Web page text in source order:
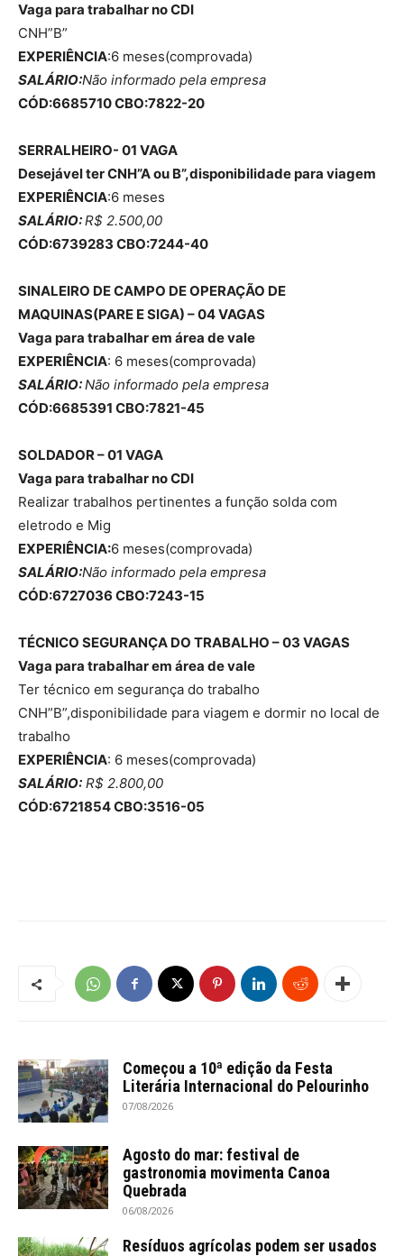
Vaga para trabalhar no CDI
CNH”B”
EXPERIÊNCIA:6 meses(comprovada)
SALÁRIO:Não informado pela empresa
CÓD:6685710 CBO:7822-20
SERRALHEIRO- 01 VAGA
Desejável ter CNH”A ou B”,disponibilidade para viagem
EXPERIÊNCIA:6 meses
SALÁRIO:R$ 2.500,00
CÓD:6739283 CBO:7244-40
SINALEIRO DE CAMPO DE OPERAÇÃO DE
MAQUINAS(PARE E SIGA) – 04 VAGAS
Vaga para trabalhar em área de vale
EXPERIÊNCIA: 6 meses(comprovada)
SALÁRIO:Não informado pela empresa
CÓD:6685391 CBO:7821-45
SOLDADOR – 01 VAGA
Vaga para trabalhar no CDI
Realizar trabalhos pertinentes a função solda com
eletrodo e Mig
EXPERIÊNCIA:6 meses(comprovada)
SALÁRIO:Não informado pela empresa
CÓD:6727036 CBO:7243-15
TÉCNICO SEGURANÇA DO TRABALHO – 03 VAGAS
Vaga para trabalhar em área de vale
Ter técnico em segurança do trabalho
CNH”B”,disponibilidade para viagem e dormir no local de
trabalho
EXPERIÊNCIA: 6 meses(comprovada)
SALÁRIO: R$ 2.800,00
CÓD:6721854 CBO:3516-05
Começou a 10ª edição da Festa
Literária Internacional do Pelourinho
07/08/2026
Agosto do mar: festival de
gastronomia movimenta Canoa
Quebrada
06/08/2026
Resíduos agrícolas podem ser usados